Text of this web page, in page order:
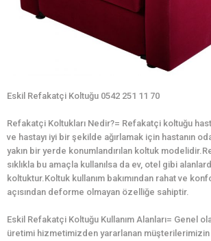
Eskil Refakatçi Koltuğu 0542 251 11 70
Refakatçi Koltukları Nedir?= Refakatçi koltuğu
ve hastayı iyi bir şekilde ağırlamak için hastanın
yakın bir yerde konumlandırılan koltuk
sıklıkla bu amaçla kullanılsa da ev, otel gibi
koltuktur.Koltuk kullanım bakımından rahat ve
açısından deforme olmayan özelliğe sahiptir.
Eskil Refakatçi Koltuğu Kullanım Alanları= Genel
üretimi hizmetimizden yararlanan müşterilerimizin